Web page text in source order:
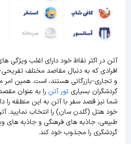
آتن در اکثر نقاط خود دارای اغلب ویژگی
افرادی که به دنبال مقاصد مختلف
و تجاری-بازرگانی هستند، است. همین
گردشگران بسیاریتور آتن را به عنوان
شما نیز قصد سفر با آتن به این منطقه را
خود هتل (گلدن سان) را انتخاب نمایید.
طبیعی، جاذبه های فرهنگی و جاذبه های
گردشگری را مجذوب خود کند.